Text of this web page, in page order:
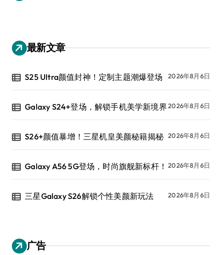
最新文章
S25 Ultra颜值封神！定制主题潮爆登场 2026年8月6日
Galaxy S24+登场，解锁手机美学新境界2026年8月6日
S26+颜值暴增！三星机皇美颜秘籍揭秘 2026年8月6日
Galaxy A56 5G登场，时尚旗舰新标杆！ 2026年8月6日
三星Galaxy S26解锁个性美颜新玩法 2026年8月6日
广告